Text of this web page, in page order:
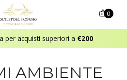
per acquisti superiori a €200
0
AMBIENTE